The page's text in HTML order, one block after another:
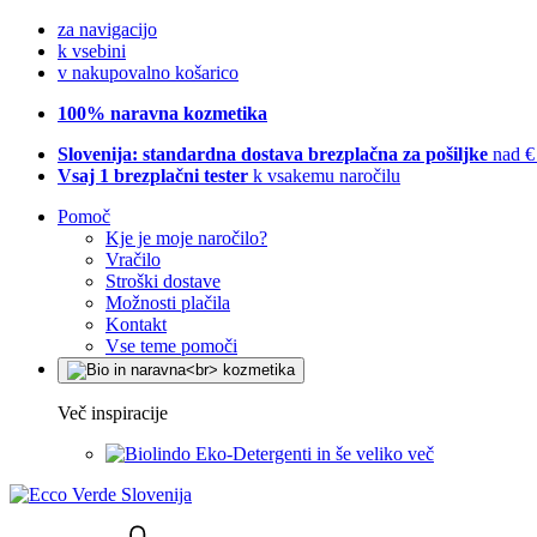
za navigacijo
k vsebini
v nakupovalno košarico
100% naravna kozmetika
Slovenija: standardna dostava brezplačna za pošiljke nad
Vsaj 1 brezplačni tester k vsakemu naročilu
Pomoč
Kje je moje naročilo?
Vračilo
Stroški dostave
Možnosti plačila
Kontakt
Vse teme pomoči
Več inspiracije
Eko-Detergenti in še veliko več